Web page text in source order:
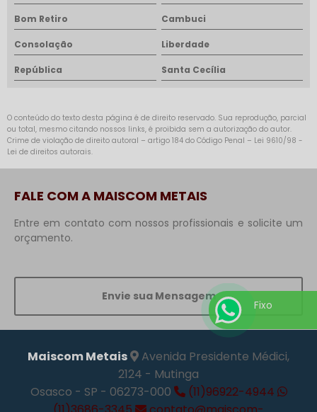
Bom Retiro Cambuci
Consolação Liberdade
República Santa Cecília
O conteúdo do texto desta página é de direito reservado. Sua reprodução, parcial
ou total, mesmo citando nossos links, é proibida sem a autorização do autor.
Crime de violação de direito autoral – artigo 184 do Código Penal – Lei 9610/98 -
Lei de direitos autorais.
FALE COM A MAISCOM METAIS
Entre em contato com nossos profissionais e solicite um
orçamento.
Envie sua Mensagem
Maiscom Metais
Avenida Presidente Médici,
2124 - Mutinga
Osasco - SP - 06273-000
(11)96922-4944
Fixo